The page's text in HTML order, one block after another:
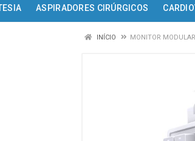
ASPIRADORES CIRÚRGICOS
INÍCIO MONITOR